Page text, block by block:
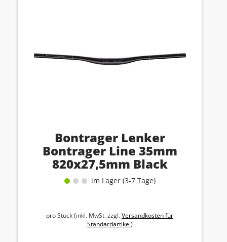
Bontrager Lenker
Bontrager Line 35mm
820x27,5mm Black
im Lager (3-7 Tage)
pro Stück (inkl. MwSt. zzgl.Versandkosten für
Standardartikel)